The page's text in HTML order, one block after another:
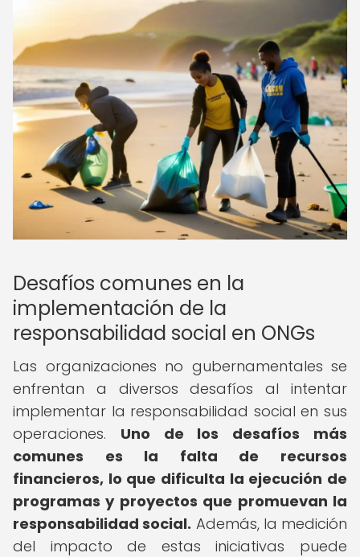
Desafíos comunes en la
implementación de la
responsabilidad social en ONGs
Las organizaciones no gubernamentales se
enfrentan a diversos desafíos al intentar
implementar la responsabilidad social en sus
operaciones. Uno de los desafíos más
comunes es la falta de recursos
financieros, lo que dificulta la ejecución de
programas y proyectos que promuevan la
responsabilidad social. Además, la medición
del impacto de estas iniciativas puede